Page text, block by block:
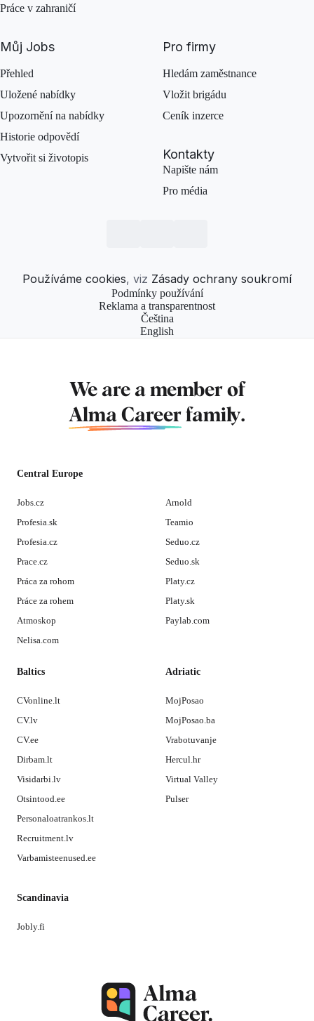
Práce v zahraničí
Můj Jobs
Přehled
Uložené nabídky
Upozornění na nabídky
Historie odpovědí
Vytvořit si životopis
Pro firmy
Hledám zaměstnance
Vložit brigádu
Ceník inzerce
Kontakty
Napište nám
Pro média
Používáme cookies, viz Zásady ochrany soukromí
Podmínky používání
Reklama a transparentnost
Čeština
English
We are a member of
Alma Career family.
Central Europe
Jobs.cz
Profesia.sk
Profesia.cz
Prace.cz
Práca za rohom
Práce za rohem
Atmoskop
Nelisa.com
Arnold
Teamio
Seduo.cz
Seduo.sk
Platy.cz
Platy.sk
Paylab.com
Baltics
CVonline.lt
CV.lv
CV.ee
Dirbam.lt
Visidarbi.lv
Otsintood.ee
Personaloatrankos.lt
Recruitment.lv
Varbamisteenused.ee
Adriatic
MojPosao
MojPosao.ba
Vrabotuvanje
Hercul.hr
Virtual Valley
Pulser
Scandinavia
Jobly.fi